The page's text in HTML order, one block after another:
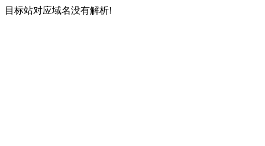
目标站对应域名没有解析!